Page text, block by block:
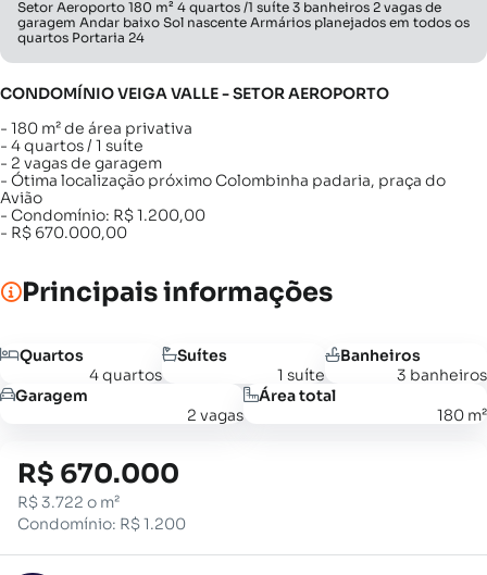
Setor Aeroporto 180 m² 4 quartos /1 suíte 3 banheiros 2 vagas de
garagem Andar baixo Sol nascente Armários planejados em todos os
quartos Portaria 24
CONDOMÍNIO VEIGA VALLE - SETOR AEROPORTO
- 180 m² de área privativa
- 4 quartos / 1 suíte
- 2 vagas de garagem
- Ótima localização próximo Colombinha padaria, praça do
Avião
- Condomínio: R$ 1.200,00
- R$ 670.000,00
Principais informações
Quartos
4 quartos
Suítes
1 suíte
Banheiros
3 banheiros
Garagem
2 vagas
Área total
180 m²
R$ 670.000
R$ 3.722 o m²
Condomínio: R$ 1.200